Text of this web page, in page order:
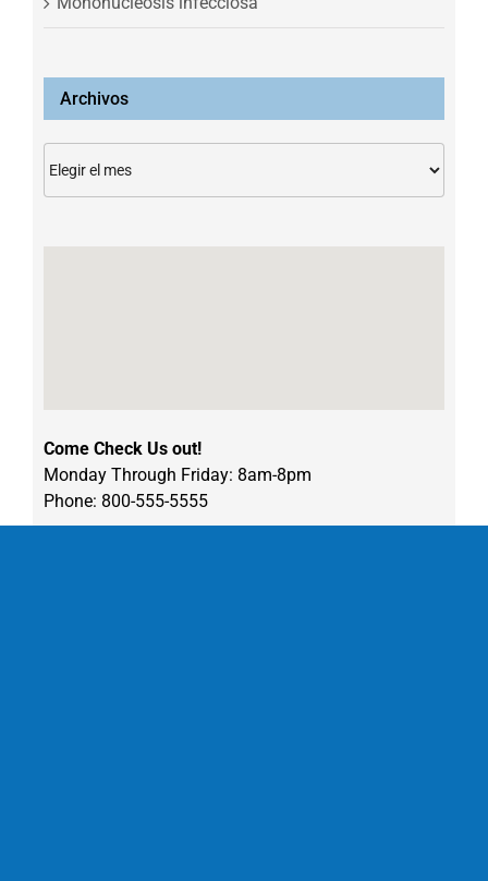
Archivos
Come Check Us out!
Monday Through Friday: 8am-8pm
Phone: 800-555-5555